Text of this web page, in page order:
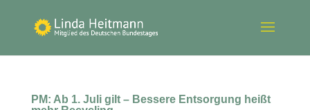
PM: Ab 1. Juli gilt – Bessere Entsorgung heißt